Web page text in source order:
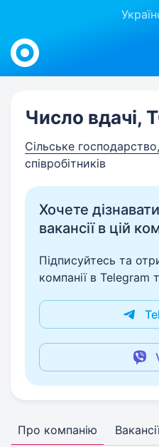
Work.ua
Число вдачі,
Сільське
співробітників
Хочете
вакансії в цій
Підписуйтесь та
компанії в Telegram
Про компанію